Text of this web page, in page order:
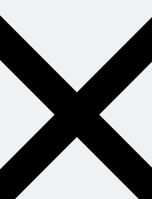
вопросы в
посмотрела на репу.
его на кусочки, посолила
тыквенных семечек.
мысль вместо соли на
Не пробовали пока.
прочитала про чипсы из
ооооочень перспективной с
Что вам есть
про чипсы из реПки?
Ответить